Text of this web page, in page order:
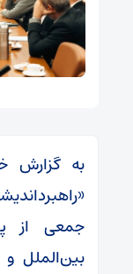
به گزارش
جمعی از
بین‌الملل و